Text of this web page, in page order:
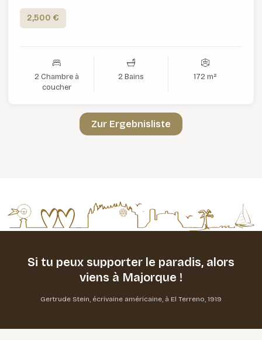
2,500 €
2 Chambre à
coucher
2 Bains 172 m²
Zur Ergebnisliste
Si tu peux supporter le paradis,alors
viens à Majorque !
Gertrude Stein, écrivaine américaine, à El Terreno, 1919